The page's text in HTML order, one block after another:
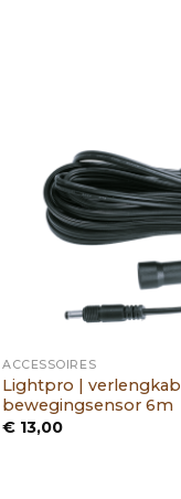
ACCESSOIRES
Lightpro |
bewegingsensor 6m
€ 13,00